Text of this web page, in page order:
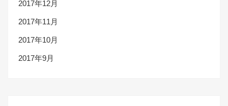
2017年12月
2017年11月
2017年10月
2017年9月